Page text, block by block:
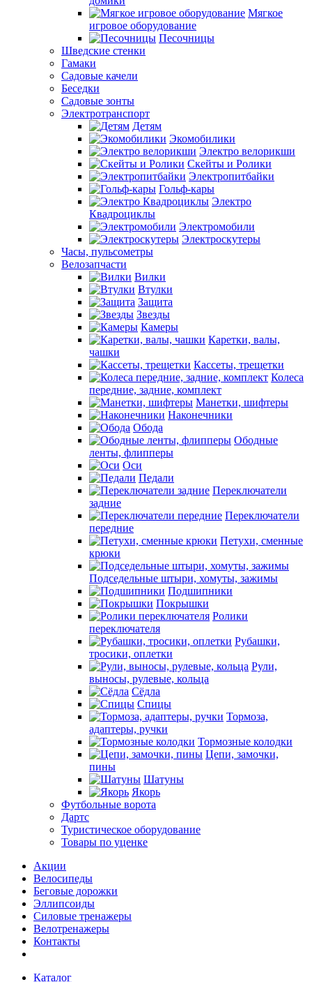
Мягкое
игровое оборудование
Песочницы
Шведские стенки
Гамаки
Садовые качели
Беседки
Садовые зонты
Электротранспорт
Детям
Экомобилики
Электро велорикши
Скейты и Ролики
Электропитбайки
Гольф-кары
Электро
Квадроциклы
Электромобили
Электроскутеры
Часы, пульсометры
Велозапчасти
Вилки
Втулки
Защита
Звезды
Камеры
Каретки, валы,
чашки
Кассеты, трещетки
Колеса
передние, задние, комплект
Манетки, шифтеры
Наконечники
Обода
Ободные
ленты, флипперы
Оси
Педали
Переключатели
задние
Переключатели
передние
Петухи, сменные
крюки
Подседельные штыри, хомуты, зажимы
Подшипники
Покрышки
Ролики
переключателя
Рубашки,
тросики, оплетки
Рули,
выносы, рулевые, кольца
Сёдла
Спицы
Тормоза,
адаптеры, ручки
Тормозные колодки
Цепи, замочки,
пины
Шатуны
Якорь
Футбольные ворота
Дартс
Туристическое оборудование
Товары по уценке
Акции
Велосипеды
Беговые дорожки
Эллипсоиды
Силовые тренажеры
Велотренажеры
Контакты
Каталог